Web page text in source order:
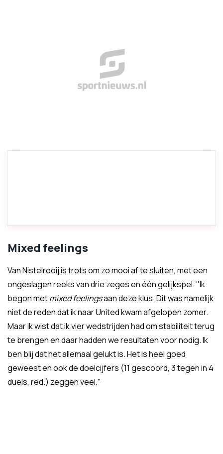
Mixed feelings
Van Nistelrooij is trots om zo mooi af te sluiten, met een
ongeslagen reeks van drie zeges en één gelijkspel. "Ik
begon metmixed feelingsaan deze klus. Dit was namelijk
niet de reden dat ik naar United kwam afgelopen zomer.
Maar ik wist dat ik vier wedstrijden had om stabiliteit terug
te brengen en daar hadden we resultaten voor nodig. Ik
ben blij dat het allemaal gelukt is. Het is heel goed
geweest en ook de doelcijfers (11 gescoord, 3 tegen in 4
duels, red.) zeggen veel."